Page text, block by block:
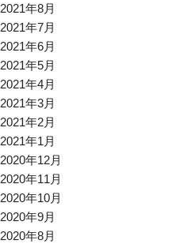
2021年8月
2021年7月
2021年6月
2021年5月
2021年4月
2021年3月
2021年2月
2021年1月
2020年12月
2020年11月
2020年10月
2020年9月
2020年8月